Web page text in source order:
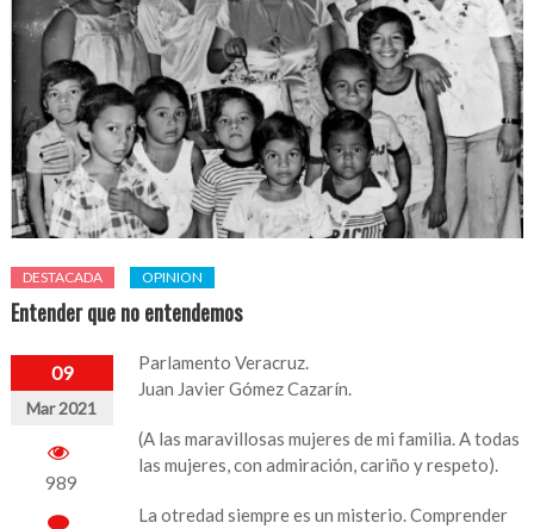
DESTACADA OPINION
Entender que no entendemos
09
Mar 2021
989
Parlamento Veracruz.
Juan Javier Gómez Cazarín.
(A las maravillosas mujeres de mi familia. A todas
las mujeres, con admiración, cariño y respeto).
La otredad siempre es un misterio. Comprender